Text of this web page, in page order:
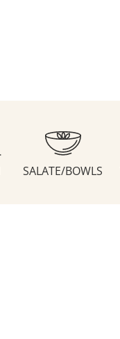
SALATE/BOWLS